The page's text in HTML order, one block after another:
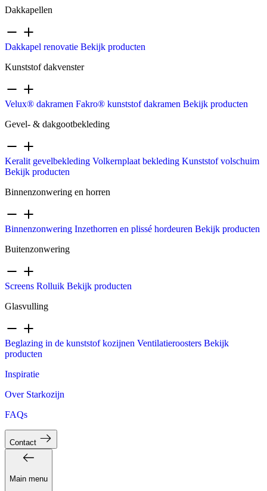
Dakkapellen
Dakkapel renovatie Bekijk producten
Kunststof dakvenster
Velux® dakramen Fakro® kunststof dakramen Bekijk producten
Gevel- & dakgootbekleding
Keralit gevelbekleding Volkernplaat bekleding Kunststof volschuim
Bekijk producten
Binnenzonwering en horren
Binnenzonwering Inzethorren en plissé hordeuren Bekijk producten
Buitenzonwering
Screens Rolluik Bekijk producten
Glasvulling
Beglazing in de kunststof kozijnen Ventilatieroosters Bekijk
producten
Inspiratie
Over Starkozijn
FAQs
Contact
Main menu